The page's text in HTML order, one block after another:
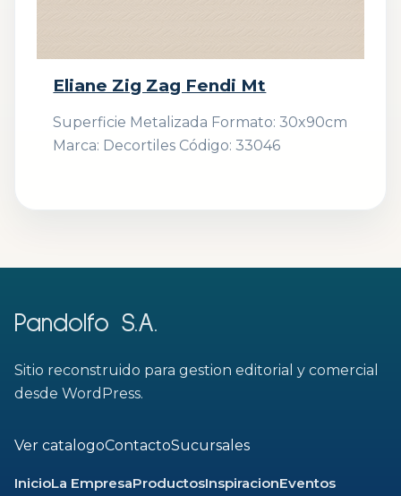
Eliane Zig Zag Fendi Mt
Superficie Metalizada Formato: 30x90cm
Marca: Decortiles Código: 33046
Pandolfo S.A.
Sitio reconstruido para gestion editorial y comercial
desde WordPress.
Ver catalogoContactoSucursales
InicioLa EmpresaProductosInspiracionEventos